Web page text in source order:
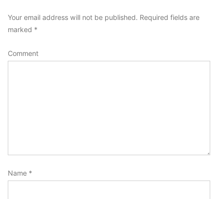
Your email address will not be published. Required fields are
marked *
Comment
Name *